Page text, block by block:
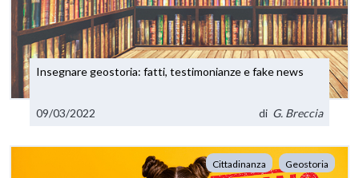
Insegnare geostoria: fatti, testimonianze e fake news
09/03/2022 di G. Breccia
Cittadinanza Geostoria